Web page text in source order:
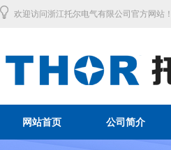
欢迎访问浙江托尔电气有限公司官方网站
网站首页 公司简介